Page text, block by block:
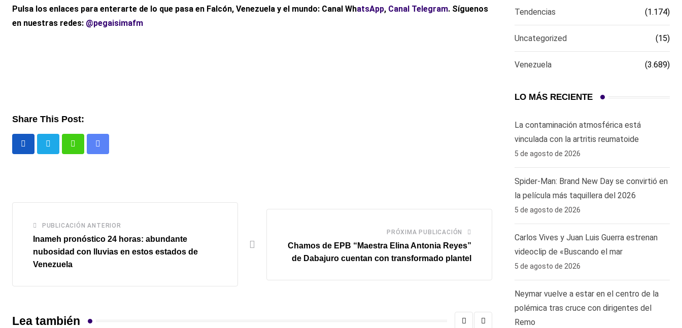
Pulsa los enlaces para enterarte de lo que pasa en Falcón, Venezuela y el mundo: Canal WhatsApp, Canal Telegram. Síguenos
en nuestras redes: @pegaisimafm
Share This Post:
PUBLICACIÓN ANTERIOR
Inameh pronóstico 24 horas: abundante
nubosidad con lluvias en estos estados de
Venezuela
PRÓXIMA PUBLICACIÓN
Chamos de EPB “Maestra Elina Antonia Reyes”
de Dabajuro cuentan con transformado plantel
Lea también
Tendencias (1.174)
Uncategorized (15)
Venezuela (3.689)
LO MÁS RECIENTE
La contaminación atmosférica está
vinculada con la artritis reumatoide
5 de agosto de 2026
Spider-Man: Brand New Day se convirtió en
la película más taquillera del 2026
5 de agosto de 2026
Carlos Vives y Juan Luis Guerra estrenan
videoclip de «Buscando el mar
5 de agosto de 2026
Neymar vuelve a estar en el centro de la
polémica tras cruce con dirigentes del
Remo ‎